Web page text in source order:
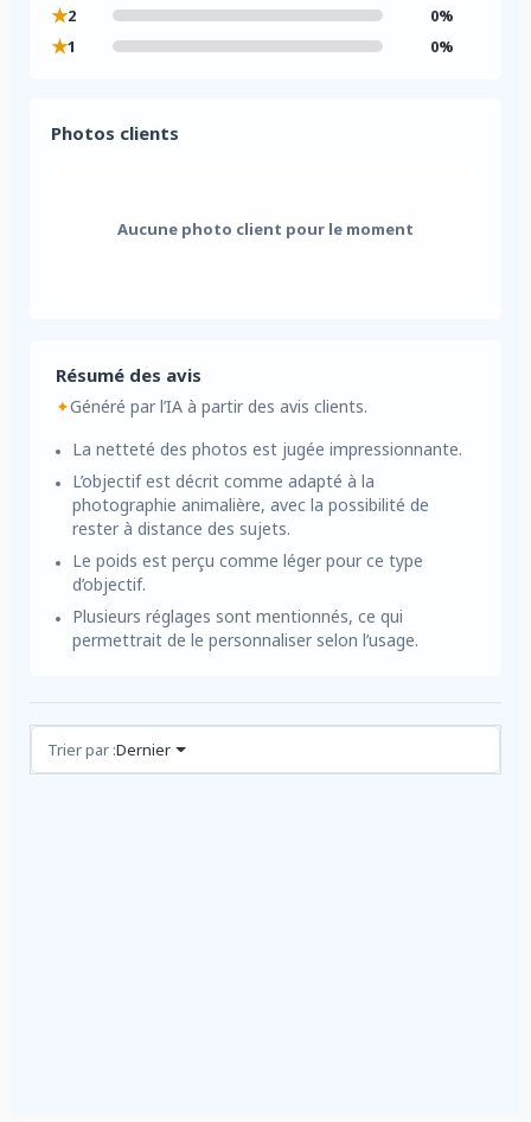
★2 0%
★1 0%
Photos clients
Aucune photo client pour le moment
Résumé des avis
✦Généré par l’IA à partir des avis clients.
La netteté des photos est jugée impressionnante.
L’objectif est décrit comme adapté à la
photographie animalière, avec la possibilité de
rester à distance des sujets.
Le poids est perçu comme léger pour ce type
d’objectif.
Plusieurs réglages sont mentionnés, ce qui
permettrait de le personnaliser selon l’usage.
Avis (1)
Trier par :Dernier